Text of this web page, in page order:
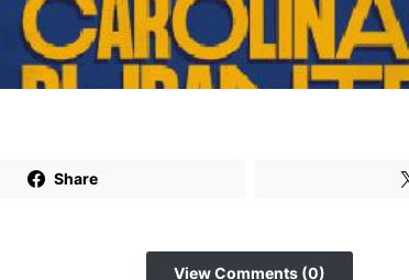
Share
View Comments (0)